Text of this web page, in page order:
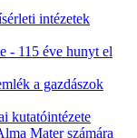
intézetek
- 115 éve hunyt el
a gazdászok
kutatóintézete
Mater számára